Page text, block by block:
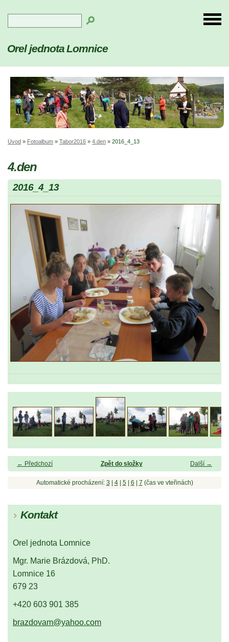
Orel jednota Lomnice
Úvod » Fotoalbum » Tabor2016 » 4.den » 2016_4_13
4.den
2016_4_13
← Předchozí Další →
Zpět do složky
Automatické procházení: 3 4| 5| 6 7 (čas ve vteřinách)
Kontakt
Orel jednota Lomnice
Mgr. Marie Brázdová, PhD.
Lomnice 16
679 23
+420 603 901 385
brazdovam@yahoo.com